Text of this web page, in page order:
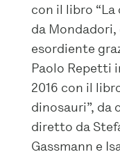
con il libro
da Mondadori,
esordiente
Paolo Repetti
2016 con il
dinosauri”,
diretto da
Gassmann e